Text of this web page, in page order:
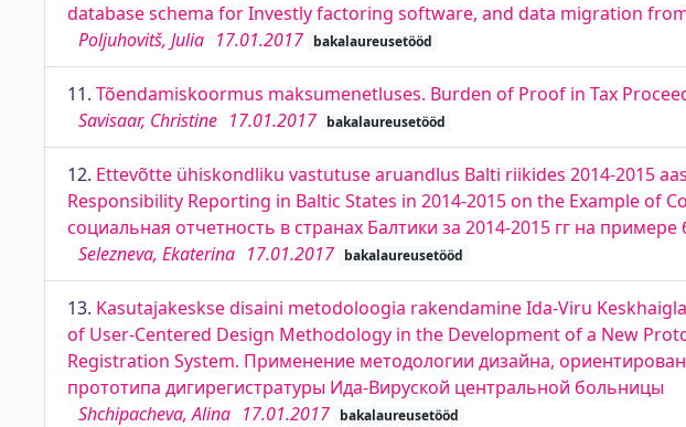
database schema for Investly factoring software, and data migration
Poljuhovitš, Julia 17.01.2017 bakalaureusetööd
11. Tõendamiskoormus maksumenetluses. Burden of Proof in Tax
Savisaar, Christine 17.01.2017 bakalaureusetööd
12. Ettevõtte ühiskondliku vastutuse aruandlus Balti riikides 2014-2015
Responsibility Reporting in Baltic States in 2014-2015 on the Example of
социальная отчетность в странах Балтики за 2014-2015 гг на
Selezneva, Ekaterina 17.01.2017 bakalaureusetööd
13. Kasutajakeskse disaini metodoloogia rakendamine Ida-Viru
of User-Centered Design Methodology in the Development of a New
Registration System. Применение методологии дизайна,
прототипа дигирегистратуры Ида-Вируской центральной больницы
Shchipacheva, Alina 17.01.2017 bakalaureusetööd